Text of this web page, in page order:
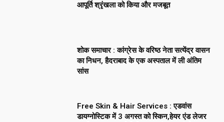
आपूर्ति श्रृंखला को किया और मजबूत
शोक समाचार : कांग्रेस के वरिष्ठ नेता सत्येंद्र वासन
का निधन, हैदराबाद के एक अस्पताल में ली अंतिम
सांस
Free Skin & Hair Services : एडवांस
डायग्नोस्टिक में 3 अगस्त को स्किन,हेयर एंड लेजर